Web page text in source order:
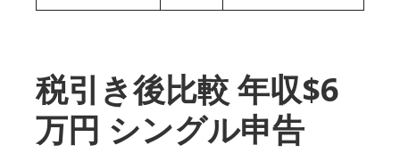
税引き後比較 年収$6
万円 シングル申告